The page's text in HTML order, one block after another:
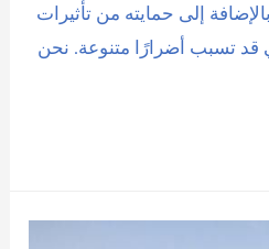
إلى حمايته من تأثيرات
قد تسبب أضرارًا متنوعة. نحن